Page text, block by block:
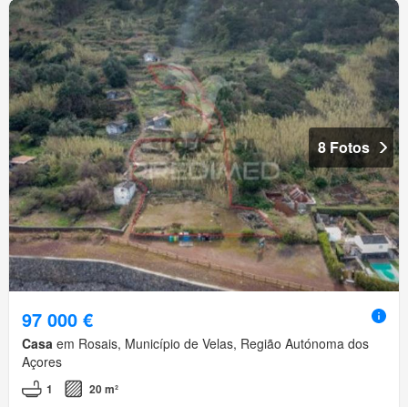
8 Fotos
97 000 €
Casa em Rosais, Município de Velas, Região Autónoma dos
Açores
1 20 m²